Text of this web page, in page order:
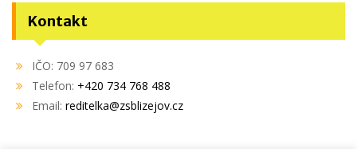
Kontakt
IČO: 709 97 683
Telefon: +420 734 768 488
Email: reditelka@zsblizejov.cz